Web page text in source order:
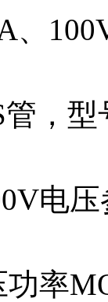
、
，
电
率